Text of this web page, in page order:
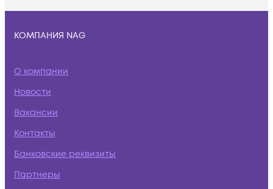
КОМПАНИЯ NAG
О компании
Новости
Вакансии
Контакты
Банковские реквизиты
Партнеры